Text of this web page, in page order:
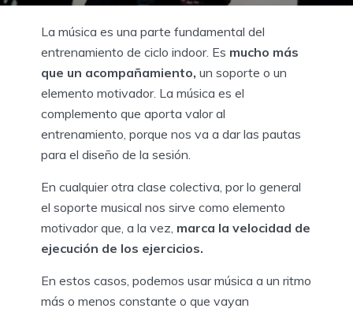
La música es una parte fundamental del
entrenamiento de ciclo indoor. Es mucho más
que un acompañamiento, un soporte o un
elemento motivador. La música es el
complemento que aporta valor al
entrenamiento, porque nos va a dar las pautas
para el diseño de la sesión.
En cualquier otra clase colectiva, por lo general
el soporte musical nos sirve como elemento
motivador que, a la vez, marca la velocidad de
ejecución de los ejercicios.
En estos casos, podemos usar música a un ritmo
más o menos constante o que vayan